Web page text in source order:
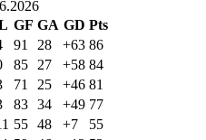
GF GA GD Pts
91 28 +63 86
85 27 +58 84
71 25 +46 81
83 34 +49 77
55 48 +7
55